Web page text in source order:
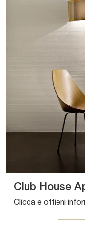
Club House